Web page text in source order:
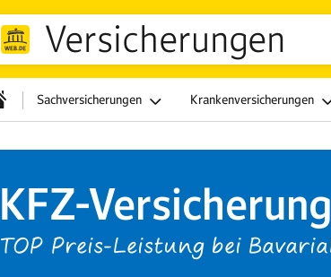
Versicherungen
Sachversicherungen Krankenversicherungen
KFZ-Versicherung
TOP Preis-Leistung bei